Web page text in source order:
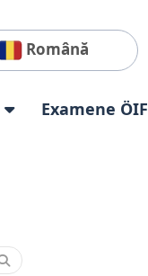
Română
Examene ÖIF